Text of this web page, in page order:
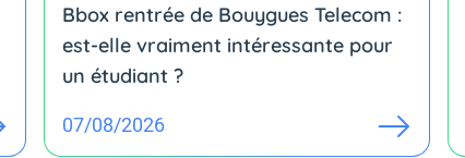
Bbox rentrée de Bouygues Telecom :
est-elle vraiment intéressante pour
un étudiant ?
07/08/2026